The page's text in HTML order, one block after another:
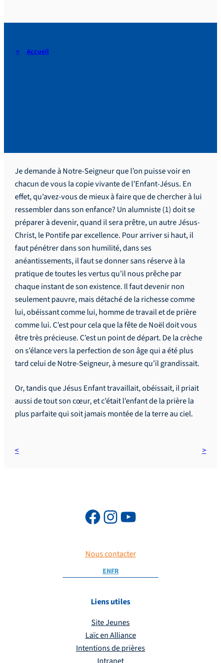
Accueil
Je demande à Notre-Seigneur que l’on puisse voir en
chacun de vous la copie vivante de l’Enfant-Jésus. En
effet, qu’avez-vous de mieux à faire que de chercher à lui
ressembler dans son enfance? Un alumniste (1) doit se
préparer à devenir, quand il sera prêtre, un autre Jésus-
Christ, le Pontife par excellence. Pour arriver si haut, il
faut pénétrer dans son humilité, dans ses
anéantissements, il faut se donner sans réserve à la
pratique de toutes les vertus qu’il nous prêche par
chaque instant de son existence. Il faut devenir non
seulement pauvre, mais détaché de la richesse comme
lui, obéissant comme lui, homme de travail et de prière
comme lui. C’est pour cela que la fête de Noël doit vous
être très précieuse. C’est un point de départ. De la crèche
on s’élance vers la perfection de son âge qui a été plus
tard celui de Notre-Seigneur, à mesure qu’il grandissait.
Or, tandis que Jésus Enfant travaillait, obéissait, il priait
aussi de tout son cœur, et c’était l’enfant de la prière la
plus parfaite qui soit jamais montée de la terre au ciel.
Nous contacter
ENFR
Liens utiles
Site Jeunes
Laïc en Alliance
Intentions de prières